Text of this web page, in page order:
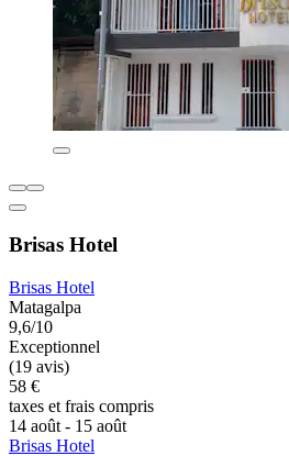
Brisas Hotel
Brisas Hotel
Matagalpa
9,6/10
Exceptionnel
(19 avis)
58 €
taxes et frais compris
14 août - 15 août
Brisas Hotel